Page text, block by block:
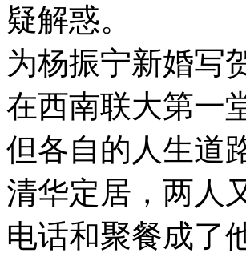
疑解惑。
为杨振宁新婚写
在西南联大第一
但各自的人生道
清华定居，两人
电话和聚餐成了